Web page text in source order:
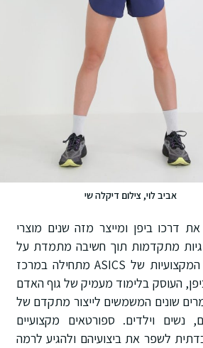
אביב לוי, צילום דיקלה שי
ביפן ומייצר מזה שנים מוצרי
מתקדמות תוך חשיבה מתמדת על
הצורך של לקוחותיה. המקצועיות של ASICS מתחילה במרכז
העוסק בלימוד מעמיק של גוף האדם
שונים המשמשים לייצור מתקדם של
נשים וילדים. ספורטאים מקצועיים
לשפר את ביצועיהם ולהגיע לרמה